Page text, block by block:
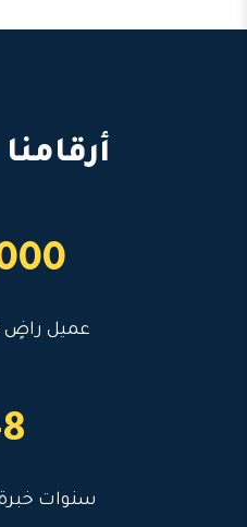
عميل راضٍ
8+
سنوات